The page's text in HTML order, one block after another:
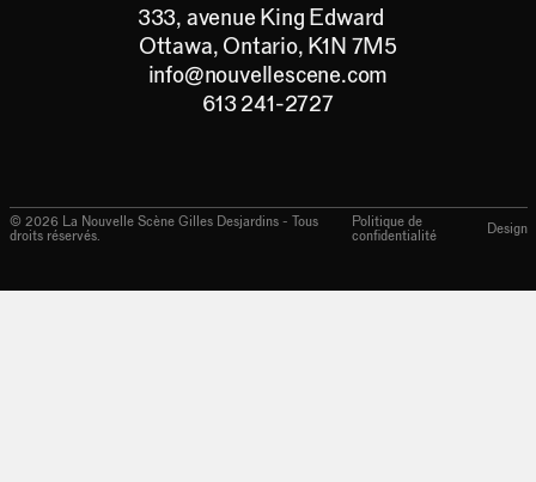
333, avenue King Edward
Ottawa, Ontario, K1N 7M5
info@nouvellescene.com
613 241-2727
© 2026 La Nouvelle Scène Gilles Desjardins - Tous
droits réservés.
Politique de
confidentialité
Design